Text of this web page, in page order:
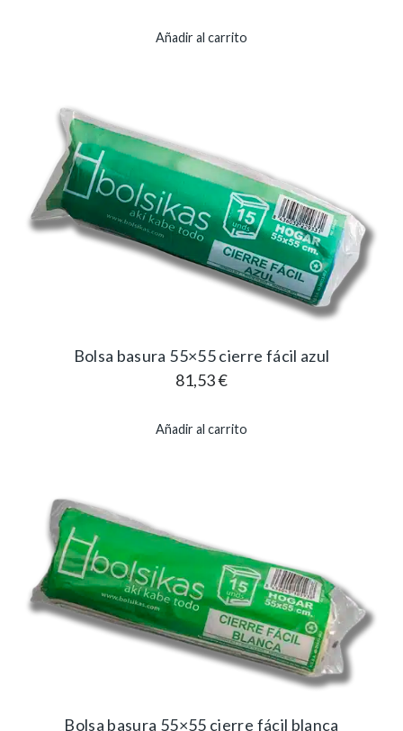
Añadir al carrito
Bolsa basura 55×55 cierre fácil azul
81,53€
Añadir al carrito
Bolsa basura 55×55 cierre fácil blanca